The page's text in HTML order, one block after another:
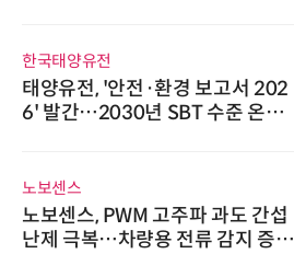
한국태양유전
태양유전, '안전·환경 보고서 202
6' 발간…2030년 SBT 수준 온실
노보센스
노보센스, PWM 고주파 과도 간섭
난제 극복…차량용 전류 감지 증폭